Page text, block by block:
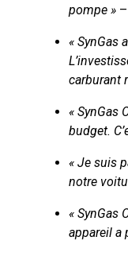
pompe » –
« SynGas
carburant
« SynGas
budget.
« Je suis
notre
« SynGas
appareil a